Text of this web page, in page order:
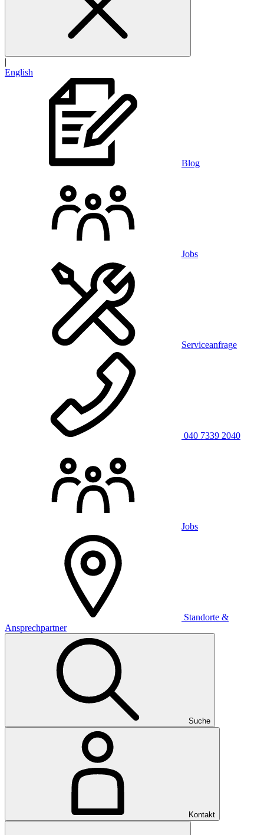
|
English
Blog
Jobs
Serviceanfrage
040 7339 2040
Jobs
Standorte &
Ansprechpartner
Suche
Kontakt